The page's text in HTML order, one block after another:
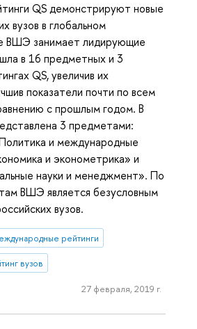
QS демонстрируют новые
вузов в глобальном
ВШЭ занимает лидирующие
в 16 предметных и 3
QS, увеличив их
показатели почти по всем
с прошлым годом. В
3 предметами:
и международные
и эконометрика» и
науки и менеджмент». По
ВШЭ является безусловным
вузов.
рейтинги
вузов
27 февраля, 2019 г.